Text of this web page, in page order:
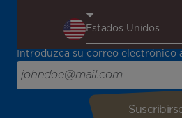
promociones especiales,
encuentre inspiración para su
Introduzca su correo electrónico